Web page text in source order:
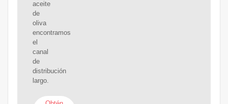
aceite
de
oliva
encontramos
el
canal
de
distribución
largo.